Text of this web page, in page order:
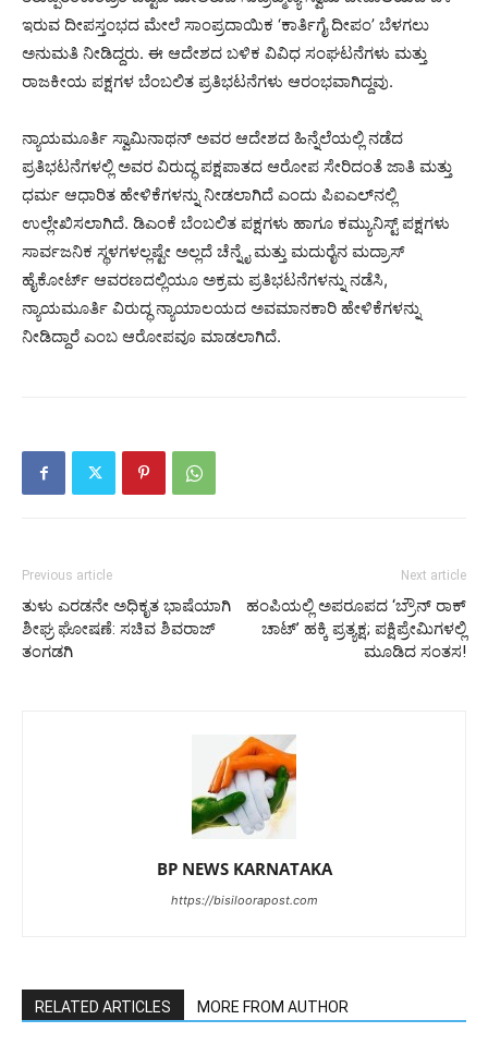
ಇರುವ ದೀಪಸ್ತಂಭದ ಮೇಲೆ ಸಾಂಪ್ರದಾಯಿಕ ‘ಕಾರ್ತಿಗೈ ದೀಪಂ’ ಬೆಳಗಲು
ಅನುಮತಿ ನೀಡಿದ್ದರು. ಈ ಆದೇಶದ ಬಳಿಕ ವಿವಿಧ ಸಂಘಟನೆಗಳು ಮತ್ತು
ರಾಜಕೀಯ ಪಕ್ಷಗಳ ಬೆಂಬಲಿತ ಪ್ರತಿಭಟನೆಗಳು ಆರಂಭವಾಗಿದ್ದವು.
ನ್ಯಾಯಮೂರ್ತಿ ಸ್ವಾಮಿನಾಥನ್ ಅವರ ಆದೇಶದ ಹಿನ್ನೆಲೆಯಲ್ಲಿ ನಡೆದ
ಪ್ರತಿಭಟನೆಗಳಲ್ಲಿ ಅವರ ವಿರುದ್ಧ ಪಕ್ಷಪಾತದ ಆರೋಪ ಸೇರಿದಂತೆ ಜಾತಿ ಮತ್ತು
ಧರ್ಮ ಆಧಾರಿತ ಹೇಳಿಕೆಗಳನ್ನು ನೀಡಲಾಗಿದೆ ಎಂದು ಪಿಐಎಲ್‌ನಲ್ಲಿ
ಉಲ್ಲೇಖಿಸಲಾಗಿದೆ. ಡಿಎಂಕೆ ಬೆಂಬಲಿತ ಪಕ್ಷಗಳು ಹಾಗೂ ಕಮ್ಯುನಿಸ್ಟ್ ಪಕ್ಷಗಳು
ಸಾರ್ವಜನಿಕ ಸ್ಥಳಗಳಲ್ಲಷ್ಟೇ ಅಲ್ಲದೆ ಚೆನ್ನೈ ಮತ್ತು ಮದುರೈನ ಮದ್ರಾಸ್
ಹೈಕೋರ್ಟ್ ಆವರಣದಲ್ಲಿಯೂ ಅಕ್ರಮ ಪ್ರತಿಭಟನೆಗಳನ್ನು ನಡೆಸಿ,
ನ್ಯಾಯಮೂರ್ತಿ ವಿರುದ್ಧ ನ್ಯಾಯಾಲಯದ ಅವಮಾನಕಾರಿ ಹೇಳಿಕೆಗಳನ್ನು
ನೀಡಿದ್ದಾರೆ ಎಂಬ ಆರೋಪವೂ ಮಾಡಲಾಗಿದೆ.
Previous article
ತುಳು ಎರಡನೇ ಅಧಿಕೃತ ಭಾಷೆಯಾಗಿ
ಶೀಘ್ರ ಘೋಷಣೆ: ಸಚಿವ ಶಿವರಾಜ್
ತಂಗಡಗಿ
Next article
ಹಂಪಿಯಲ್ಲಿ ಅಪರೂಪದ ‘ಬ್ರೌನ್ ರಾಕ್
ಚಾಟ್’ ಹಕ್ಕಿ ಪ್ರತ್ಯಕ್ಷ; ಪಕ್ಷಿಪ್ರೇಮಿಗಳಲ್ಲಿ
ಮೂಡಿದ ಸಂತಸ!
BP NEWS KARNATAKA
https://bisiloorapost.com
RELATED ARTICLES MORE FROM AUTHOR